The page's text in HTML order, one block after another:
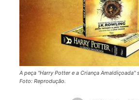
A peça "Harry Potter e a Criança Amaldiçoada"
Foto: Reprodução.